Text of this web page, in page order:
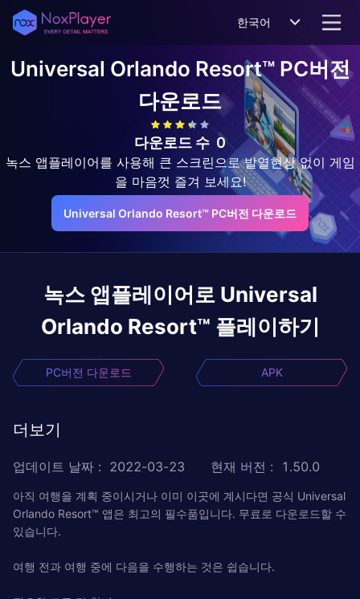
한국어
Universal Orlando Resort™PC버전
다운로드
다운로드 수 0
녹스 앱플레이어를 사용해 큰 스크린으로 발열현상 없이 게임
을 마음껏 즐겨 보세요!
Universal Orlando Resort™ PC버전 다운로드
녹스 앱플레이어로 Universal
Orlando Resort™ 플레이하기
PC버전 다운로드 APK
더보기
업데이트 날짜 : 2022-03-23 현재 버전 : 1.50.0
아직 여행을 계획 중이시거나 이미 이곳에 계시다면 공식 Universal
Orlando Resort™ 앱은 최고의 필수품입니다. 무료로 다운로드할 수
있습니다.
여행 전과 여행 중에 다음을 수행하는 것은 쉽습니다.